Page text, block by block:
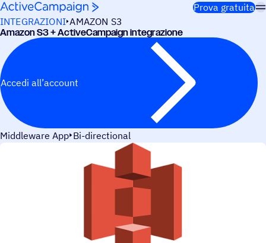
Salta al contenuto
Prova gratuita
INTEGRAZIONI AMAZON S3
Amazon S3 + ActiveCampaign integrazione
Accedi all’account
Middleware App Bi-directional